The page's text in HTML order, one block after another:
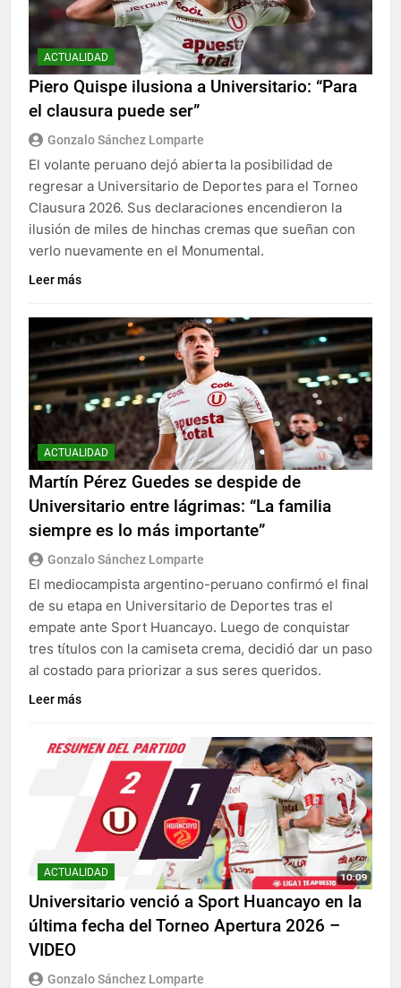
ACTUALIDAD
Piero Quispe ilusiona a Universitario: “Para
el clausura puede ser”
Gonzalo Sánchez Lomparte
El volante peruano dejó abierta la posibilidad de
regresar a Universitario de Deportes para el Torneo
Clausura 2026. Sus declaraciones encendieron la
ilusión de miles de hinchas cremas que sueñan con
verlo nuevamente en el Monumental.
Leer más
ACTUALIDAD
Martín Pérez Guedes se despide de
Universitario entre lágrimas: “La familia
siempre es lo más importante”
Gonzalo Sánchez Lomparte
El mediocampista argentino-peruano confirmó el final
de su etapa en Universitario de Deportes tras el
empate ante Sport Huancayo. Luego de conquistar
tres títulos con la camiseta crema, decidió dar un paso
al costado para priorizar a sus seres queridos.
Leer más
ACTUALIDAD
Universitario venció a Sport Huancayo en la
última fecha del Torneo Apertura 2026 –
VIDEO
Gonzalo Sánchez Lomparte